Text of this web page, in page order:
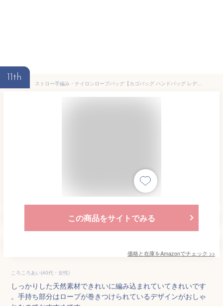
11th
ストロー手編み・ナイロンロープバッグ【カゴバッグ ハンドバッグ レディースバッグ ファッション小物 ベージュ 麦 ナイロン 蛍光 ネオンカラー 持ち手 大人 丁度良いサイズ ファッション雑貨 鞄 おしゃれ BAG 台形型 かわいい】
この商品をサイトでみる
価格と在庫をAmazonでチェック >>
ころころあい(40代・女性)
しっかりした天然素材できれいに編み込まれていてきれいです
。手持ち部分はロープが巻きつけられているデザインがおしゃ